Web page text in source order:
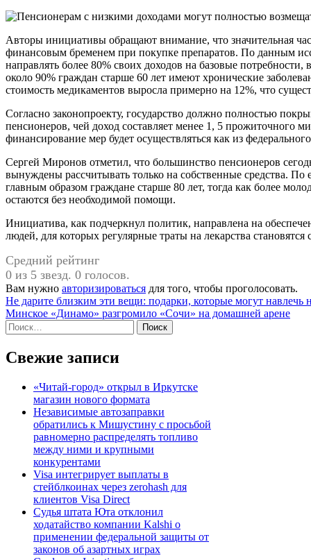
Авторы инициативы обращают внимание, что значительная
финансовым бременем при покупке препаратов. По данным
направлять более 80% своих доходов на базовые
около 90% граждан старше 60 лет имеют хронические
стоимость медикаментов выросла примерно на 12%, что
Согласно законопроекту, государство должно полностью
пенсионеров, чей доход составляет менее 1, 5 прожиточного
финансирование мер будет осуществляться как из
Сергей Миронов отметил, что большинство пенсионеров
вынуждены рассчитывать только на собственные средства.
главным образом граждане старше 80 лет, тогда как более
остаются без необходимой помощи.
Инициатива, как подчеркнул политик, направлена на
людей, для которых регулярные траты на лекарства становятся
Средний рейтинг
0 из 5 звезд. 0 голосов.
Вам нужно авторизироваться для того, чтобы проголосовать.
Навигация
по
записям
Не дарите близким эти вещи: подарки, которые могут навлечь
Минское «Динамо» разгромило «Сочи» на домашней арене
Найти:
Свежие записи
«Читай-город» открыл в Иркутске
магазин нового формата
Независимые автозаправки
обратились к Мишустину с просьбой
равномерно распределять топливо
между ними и крупными
конкурентами
Visa интегрирует выплаты в
стейблкоинах через zerohash для
клиентов Visa Direct
Судья штата Юта отклонил
ходатайство компании Kalshi о
применении федеральной защиты от
законов об азартных играх